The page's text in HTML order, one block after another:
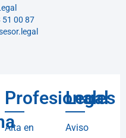
51 00 87
Profesionales
Alta en
Legal
Aviso